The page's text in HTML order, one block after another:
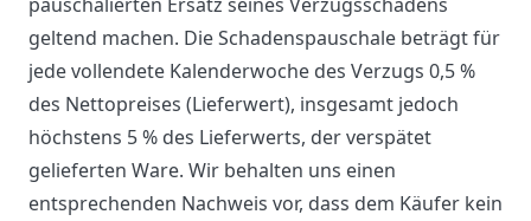
geltend machen. Die Schadenspauschale beträgt für
jede vollendete Kalenderwoche des Verzugs 0,5 %
des Nettopreises (Lieferwert), insgesamt jedoch
höchstens 5 % des Lieferwerts, der verspätet
gelieferten Ware. Wir behalten uns einen
entsprechenden Nachweis vor, dass dem Käufer kein